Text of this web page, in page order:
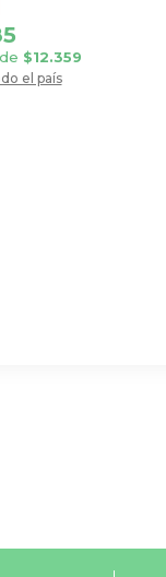
el país
$12.359